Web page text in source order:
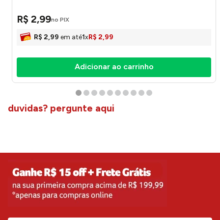
R$ 2,99no PIX
R$ 2,99 em até1xR$ 2,99
Adicionar ao carrinho
duvidas? pergunte aqui